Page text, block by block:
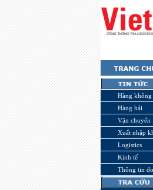
Hàng không
Hàng hải
Vận chuyển
Xuất nhập
Logistics
Kinh tế
Thông tin